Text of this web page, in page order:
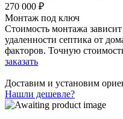
270 000 ₽
Монтаж под ключ
Стоимость монтажа
удаленности септика от
факторов. Точную
заказать
Доставим и установим
Нашли дешевле?